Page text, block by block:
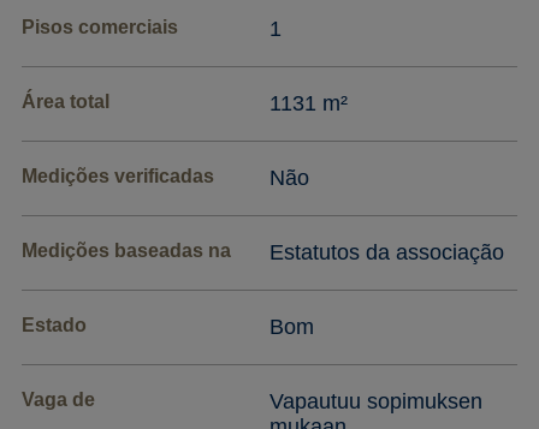
Pisos comerciais 1
Área total 1131 m²
Medições verificadas Não
Medições baseadas na Estatutos da associação
Estado Bom
Vaga de
Vapautuu sopimuksen